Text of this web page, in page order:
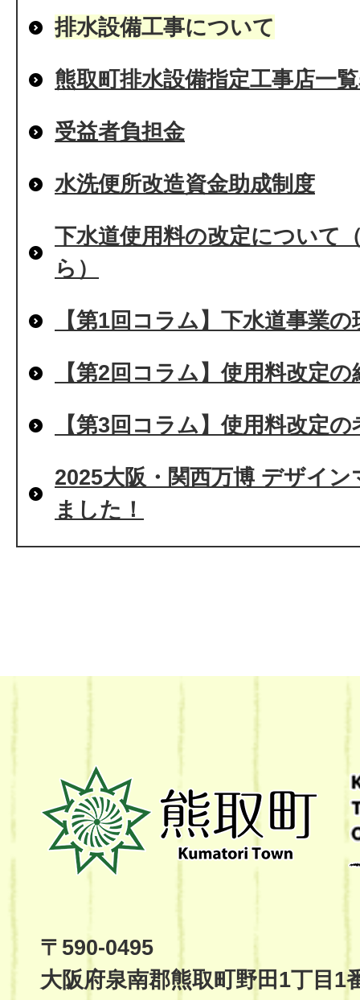
排水設備工事について
熊取町排水設備指定工事店一
受益者負担金
水洗便所改造資金助成制度
下水道使用料の改定について
ら）
【第1回コラム】下水道事業
【第2回コラム】使用料改定
【第3回コラム】使用料改定
2025大阪・関西万博 デザイ
ました！
熊
取
町
Kumatori
Site
〒590-0495
大阪府泉南郡熊取町野田1丁目1